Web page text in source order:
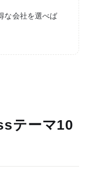
な会社を選べば
テーマ10